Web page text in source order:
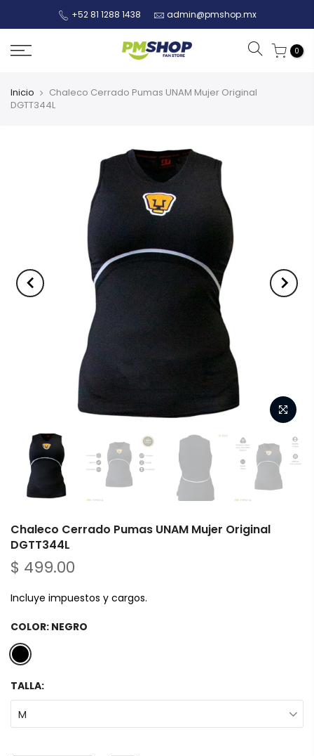
+52 81 1288 1438 admin@pmshop.mx
0
Inicio
Chaleco Cerrado Pumas UNAM Mujer Original
DGTT344L
Chaleco Cerrado Pumas UNAM Mujer Original
DGTT344L
$ 499.00
Incluye impuestos y cargos.
COLOR: NEGRO
TALLA:
M